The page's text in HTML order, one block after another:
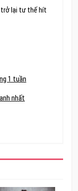
trở lại tư thế hít
1 tuần
nhất